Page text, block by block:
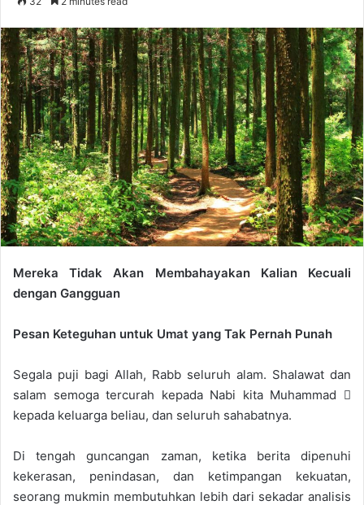
d
a
n
e
m
a
i
l
Mereka Tidak Akan Membahayakan Kalian Kecuali
dengan Gangguan
Pesan Keteguhan untuk Umat yang Tak Pernah Punah
Segala puji bagi Allah, Rabb seluruh alam. Shalawat dan
salam semoga tercurah kepada Nabi kita Muhammad 
kepada keluarga beliau, dan seluruh sahabatnya.
Di tengah guncangan zaman, ketika berita dipenuhi
kekerasan, penindasan, dan ketimpangan kekuatan,
seorang mukmin membutuhkan lebih dari sekadar analisis